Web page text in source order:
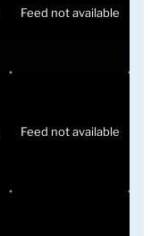
Feed not available
Feed not available